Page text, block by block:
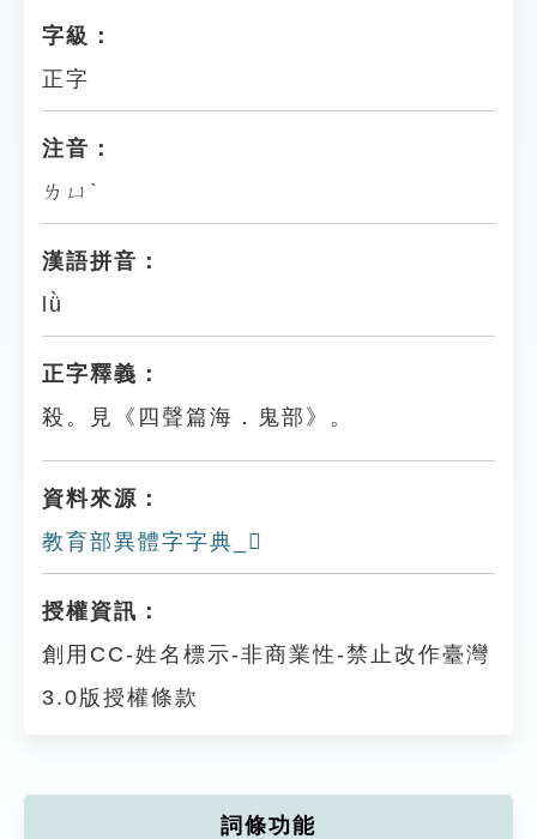
字級：
正字
注音：
ㄌㄩˋ
漢語拼音：
lǜ
正字釋義：
殺。見《四聲篇海．鬼部》。
資料來源：
教育部異體字字典_𩲦
授權資訊：
創用CC-姓名標示-非商業性-禁止改作臺灣
3.0版授權條款
詞條功能